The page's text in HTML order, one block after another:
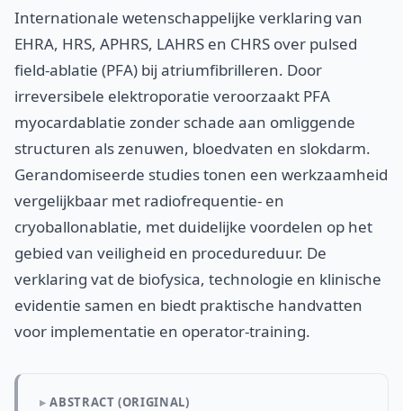
Internationale wetenschappelijke verklaring van
EHRA, HRS, APHRS, LAHRS en CHRS over pulsed
field-ablatie (PFA) bij atriumfibrilleren. Door
irreversibele elektroporatie veroorzaakt PFA
myocardablatie zonder schade aan omliggende
structuren als zenuwen, bloedvaten en slokdarm.
Gerandomiseerde studies tonen een werkzaamheid
vergelijkbaar met radiofrequentie- en
cryoballonablatie, met duidelijke voordelen op het
gebied van veiligheid en procedureduur. De
verklaring vat de biofysica, technologie en klinische
evidentie samen en biedt praktische handvatten
voor implementatie en operator-training.
ABSTRACT (ORIGINAL)